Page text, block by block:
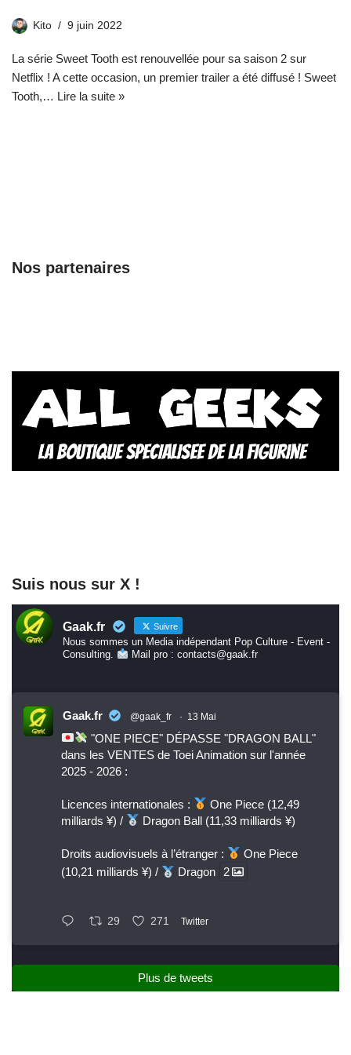
Kito 9 juin 2022
La série Sweet Tooth est renouvellée pour sa saison 2 sur
Netflix ! A cette occasion, un premier trailer a été diffusé ! Sweet
Tooth,… Lire la suite »
Nos partenaires
Suis nous sur X !
Gaak.fr Suivre
Nous sommes un Media indépendant Pop Culture - Event -
Consulting.
Mail pro : contacts@gaak.fr
Gaak.fr @gaak_fr · 13 Mai
"ONE PIECE" DÉPASSE "DRAGON BALL"
dans les VENTES de Toei Animation sur l'année
2025 - 2026 :
Licences internationales :
One Piece (12,49
milliards ¥) /
Dragon Ball (11,33 milliards ¥)
Droits audiovisuels à l’étranger :
One Piece
(10,21 milliards ¥) /
Dragon 2
29 271 Twitter
Plus de tweets